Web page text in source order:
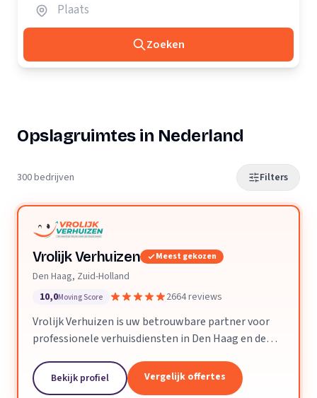
Zoeken
Opslagruimtes in Nederland
300 bedrijven Filters
Vrolijk Verhuizen Meest gekozen
Den Haag, Zuid-Holland
10,0Moving Score 2664 reviews
Vrolijk Verhuizen is uw betrouwbare partner voor
professionele verhuisdiensten in Den Haag en de
ervaring en een toegewijd team zorgen wij ervoor
dat uw verhuizing soepel en zorgeloos verloopt.
Bekijk profiel Vergelijk offertes